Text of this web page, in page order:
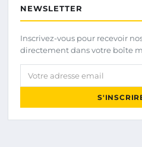
NEWSLETTER
Inscrivez-vous pour recevoir
directement dans votre boîte
Votre adresse email